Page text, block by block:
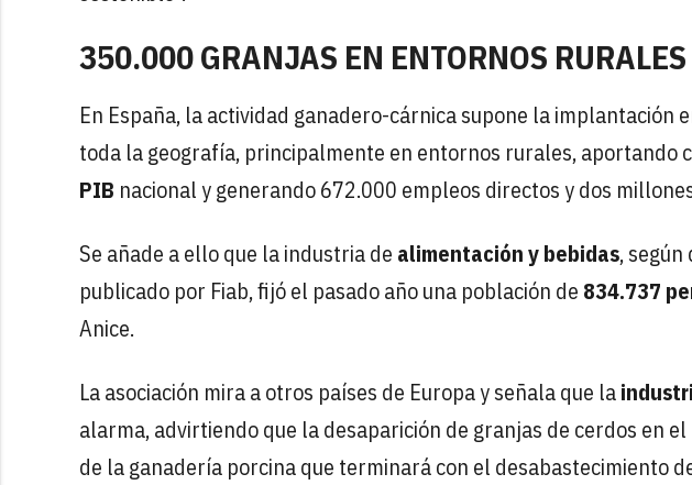
350.000 GRANJAS EN ENTORNOS RURALES
En España, la actividad ganadero-cárnica supone la implantación
toda la geografía, principalmente en entornos rurales, aportando
PIB nacional y generando 672.000 empleos directos y dos
Se añade a ello que la industria de alimentación y bebidas,
publicado por Fiab, fijó el pasado año una población de 834.737
Anice.
La asociación mira a otros países de Europa y señala que la
alarma, advirtiendo que la desaparición de granjas de cerdos en
de la ganadería porcina que terminará con el desabastecimiento